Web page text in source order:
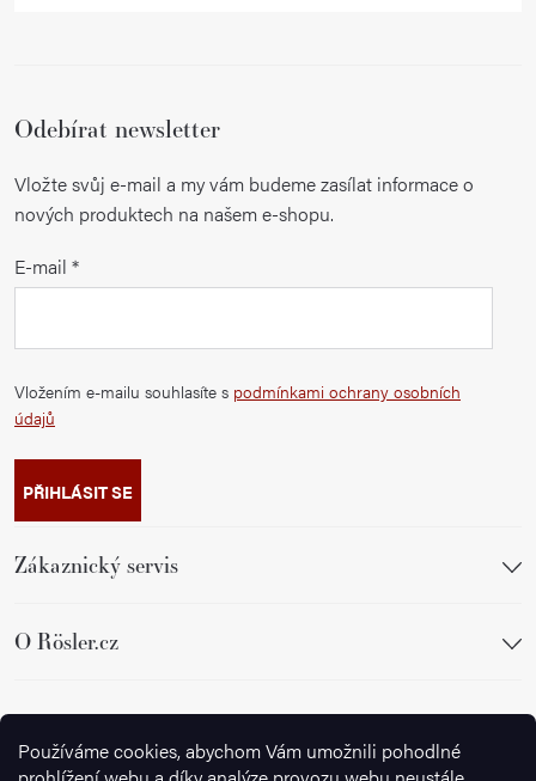
Používáme cookies, abychom Vám umožnili pohodlné
Odebírat newsletter
Vložte svůj e-mail a my vám budeme zasílat informace o
nových produktech na našem e-shopu.
E-mail
Vložením e-mailu souhlasíte s podmínkami ochrany osobních
údajů
PŘIHLÁSIT SE
Zákaznický servis
O Rösler.cz
Sledujte nás